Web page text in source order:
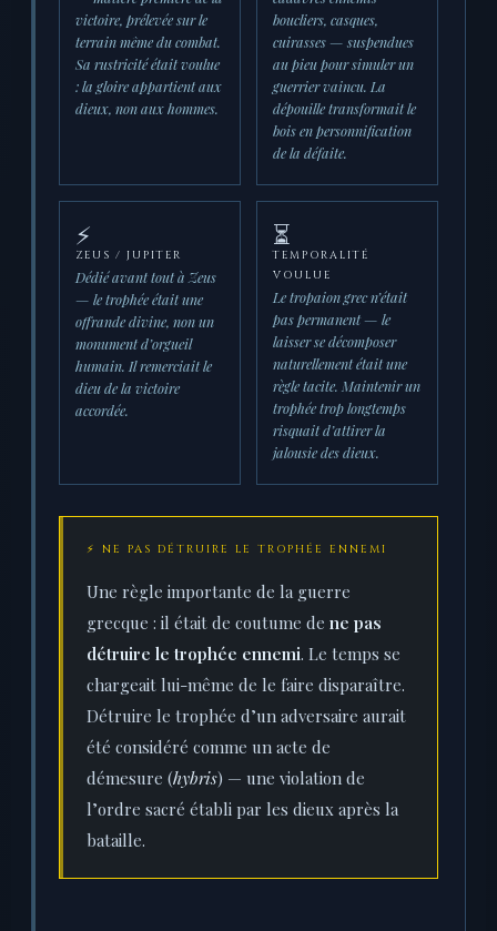
victoire, prélevée sur le
terrain même du combat.
Sa rustricité était voulue
: la gloire appartient aux
dieux, non aux hommes.
boucliers, casques,
cuirasses — suspendues
au pieu pour simuler un
guerrier vaincu. La
dépouille transformait le
bois en personnification
de la défaite.
⚡
ZEUS / JUPITER
Dédié avant tout à Zeus
— le trophée était une
offrande divine, non un
monument d’orgueil
humain. Il remerciait le
dieu de la victoire
accordée.
⏳
TEMPORALITÉ
VOULUE
Le tropaion grec n’était
pas permanent — le
laisser se décomposer
naturellement était une
règle tacite. Maintenir un
trophée trop longtemps
risquait d’attirer la
jalousie des dieux.
⚡ NE PAS DÉTRUIRE LE TROPHÉE ENNEMI
Une règle importante de la guerre
grecque : il était de coutume de ne pas
détruire le trophée ennemi. Le temps se
chargeait lui-même de le faire disparaître.
Détruire le trophée d’un adversaire aurait
été considéré comme un acte de
démesure (hybris) — une violation de
l’ordre sacré établi par les dieux après la
bataille.